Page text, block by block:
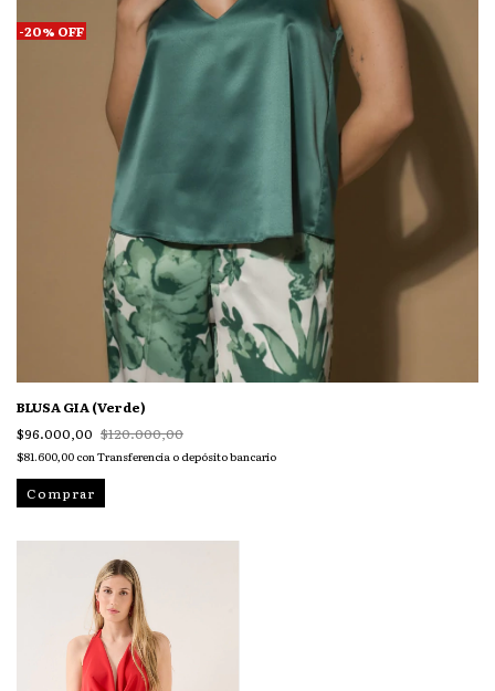
-20% OFF
BLUSA GIA (Verde)
$96.000,00 $120.000,00
$81.600,00 con Transferencia o depósito bancario
Comprar